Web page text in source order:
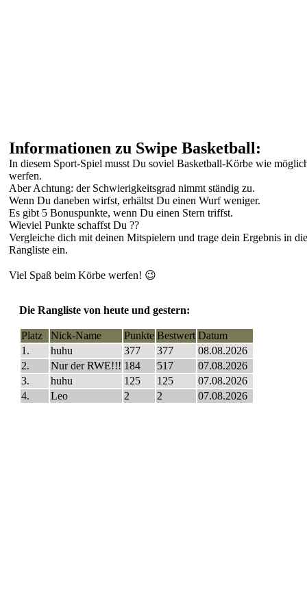
Informationen zu Swipe Basketball:
In diesem Sport-Spiel musst Du soviel Basketball-Körbe wie
werfen.
Aber Achtung: der Schwierigkeitsgrad nimmt ständig zu.
Wenn Du daneben wirfst, erhältst Du einen Wurf weniger.
Es gibt 5 Bonuspunkte, wenn Du einen Stern triffst.
Wieviel Punkte schaffst Du ??
Vergleiche dich mit deinen Mitspielern und trage dein Ergebnis in die
Rangliste ein.
Viel Spaß beim Körbe werfen! 😉
Die Rangliste von heute und gestern:
Platz Nick-Name Punkte Bestwert Datum
1.
huhu 377 377
08.08.2026
2.
Nur der RWE!!! 184 517
07.08.2026
3.
huhu 125 125
07.08.2026
4.
Leo 2 2 07.08.2026